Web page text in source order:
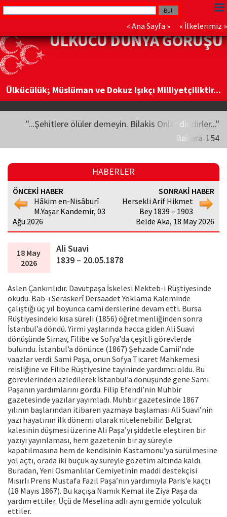
« Ana Sayfa » « İlkelerimiz »
ÜLKÜCÜ DÜNYA GÖRÜŞÜ
Ülkücülük; Müslüman ve Dokuz Işıkçı Milliyetçiliktir...
"...Şehitlere ölüler demeyin. Bilakis Onlar diridirler..."
Bakara-154
HABERLER
ÖNCEKİ HABER
Hâkim en-Nisâburî
M.Yaşar Kandemir, 03
Ağu 2026
SONRAKİ HABER
Hersekli Arif Hikmet
Bey 1839 – 1903
Belde Aka, 18 May 2026
18 May
2026
Ali Suavi
1839 – 20.05.1878
Aslen Çankırılıdır. Davutpaşa İskelesi Mekteb-i Rüştiyesinde
okudu. Bab-ı Seraskerî Dersaadet Yoklama Kaleminde
çalıştığı üç yıl boyunca cami derslerine devam etti. Bursa
Rüştiyesindeki kısa süreli (1856) öğretmenliğinden sonra
İstanbul’a döndü. Yirmi yaşlarında hacca giden Ali Suavi
dönüşünde Simav, Filibe ve Sofya’da çeşitli görevlerde
bulundu. İstanbul’a dönünce (1867) Şehzade Camii’nde
vaazlar verdi. Sami Paşa, onun Sofya Ticaret Mahkemesi
reisliğine ve Filibe Rüştiyesine tayininde yardımcı oldu. Bu
görevlerinden azledilerek İstanbul’a dönüşünde gene Sami
Paşanın yardımlarını gördü. Filip Efendi’nin Muhbir
gazetesinde yazılar yayımladı. Muhbir gazetesinde 1867
yılının başlarından itibaren yazmaya başlaması Ali Suavi’nin
yazı hayatının ilk dönemi olarak nitelenebilir. Belgrat
kalesinin düşmesi üzerine Ali Paşa’yı şiddetle eleştiren bir
yazıyı yayınlaması, hem gazetenin bir ay süreyle
kapatılmasına hem de kendisinin Kastamonu’ya sürülmesine
yol açtı, orada iki buçuk ay süreyle gözetim altında kaldı.
Buradan, Yeni Osmanlılar Cemiyetinin maddi destekçisi
Mısırlı Prens Mustafa Fazıl Paşa’nın yardımıyla Paris’e kaçtı
(18 Mayıs 1867). Bu kaçışa Namık Kemal ile Ziya Paşa da
yardım ettiler. Üçü de Meselina adlı aynı gemide yolculuk
ettiler.